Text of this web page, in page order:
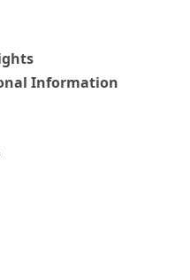
Information